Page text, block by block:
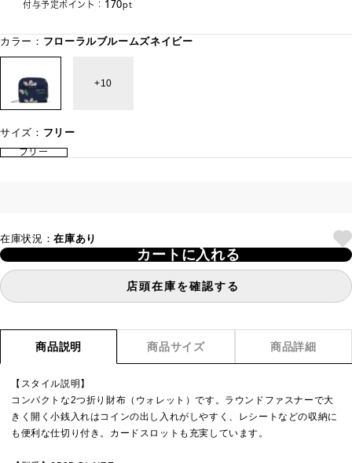
付与予定ポイント： 170pt
カラー： フローラルブルームズネイビー
10
サイズ： フリー
フリー
在庫状況：在庫あり
カートに入れる
店頭在庫を確認する
商品説明 商品サイズ 商品詳細
【スタイル説明】
コンパクトな2つ折り財布（ウォレット）です。ラウンドファスナーで大
きく開く小銭入れはコインの出し入れがしやすく、レシートなどの収納に
も便利な仕切り付き。カードスロットも充実しています。